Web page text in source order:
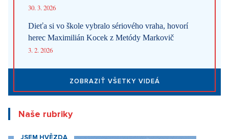
30. 3. 2026
Dieťa si vo škole vybralo sériového vraha, hovorí
herec Maximilián Kocek z Metódy Markovič
3. 2. 2026
ZOBRAZIŤ VŠETKY VIDEÁ
Naše rubriky